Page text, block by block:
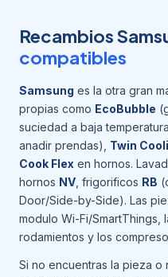
Recambios
compatibles
Samsung es la otra gran
propias como EcoBubble
suciedad a baja
anadir prendas), Twin
Cook Flex en hornos.
hornos NV , frigorificos RB
Door/Side-by-Side). Las
modulo Wi-Fi/SmartThings,
rodamientos y los
Si no encuentras la pieza o